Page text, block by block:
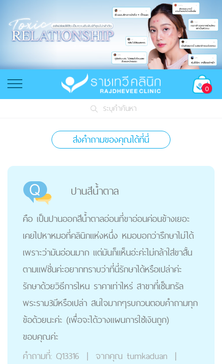
0
ระบุคำค้นหา
ส่งคำถามของคุณได้ที่นี่
ปานสีน้ำตาล
คือ เป็นปานออกสีน้ำตาลอ่อนที่ขาอ่อนค่อนข้างเยอะ
เคยไปหาหมอที่คลินิกแห่งหนึ่ง หมอบอกว่ารัีกษาไม่ได้
เพราะว่ามันอ่อนมาก แต่มันก็แห็นอ่ะค่ะไม่กล้าใส่ขาสั้น
ตามแฟชั่นค่ะอยากทราบว่าที่นี่รักษาได้หรือเปล่าค่ะ
รักษาด้วยวิธีการไหน ราคาเท่าไหร่ สาขาที่เซ็นทรัล
พระราม3มีหรือเปล่า สนใจมากๆรบกวนตอบคำถามทุก
ข้อด้วยนะค่ะ (เพื่อจะได้วางแผนการใช้เงินถูก)
ขอบคุณค่ะ
คำถามที่: Q13316 | จากคุณ tumkaduan |